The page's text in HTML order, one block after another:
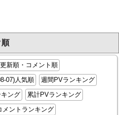
更新順・コメント順
07)人気順
週間PVランキング
ング
累計PVランキング
メントランキング